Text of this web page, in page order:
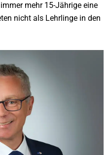
mehr 15-Jährige eine
nicht als Lehrlinge in den